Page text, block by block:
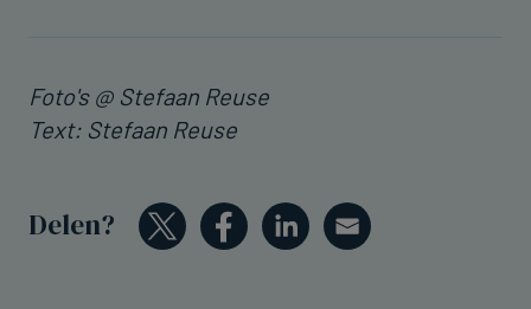
Foto's @ Stefaan Reuse
Text: Stefaan Reuse
Delen?